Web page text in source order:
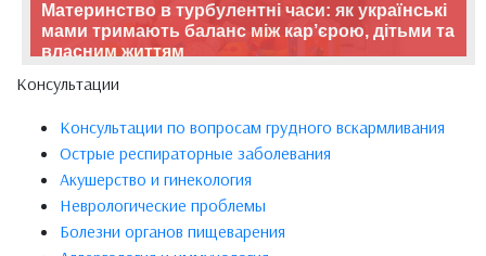
Материнство в турбулентні часи: як українські
мами тримають баланс між кар’єрою, дітьми та
власним життям
Консультации
Консультации по вопросам грудного вскармливания
Острые респираторные заболевания
Акушерство и гинекология
Неврологические проблемы
Болезни органов пищеварения